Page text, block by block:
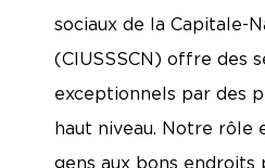
sociaux de la Capitale-
(CIUSSSCN) offre des
exceptionnels par des
haut niveau. Notre rôle
gens aux bons endroits